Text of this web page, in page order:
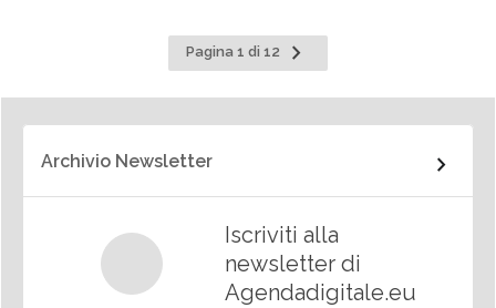
Pagina 1 di 12
Pagina
successiva
Archivio Newsletter
Iscriviti alla
newsletter di
Agendadigitale.eu